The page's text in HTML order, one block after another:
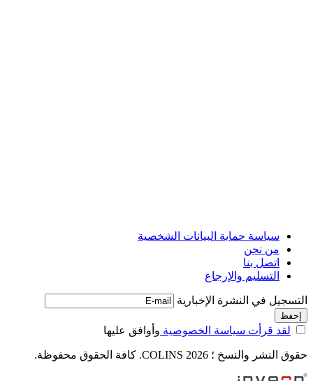
سياسة حماية البيانات الشخصية
من نحن
اتصل بنا
التسليم والإرجاع
التسجيل في النشرة الإخبارية
لقد قرأت سياسة الخصوصية وأوافق عليها
حقوق النشر والنسخ ؛ 2026 COLINS. كافة الحقوق محفوظة.